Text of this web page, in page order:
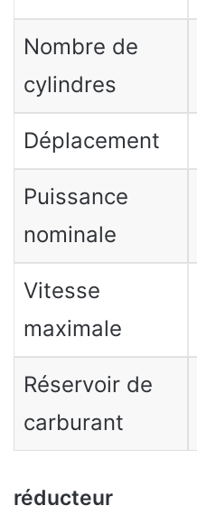
Nombre de
cylindres
Déplacement
Puissance
nominale
Vitesse
maximale
Réservoir de
carburant
réducteur